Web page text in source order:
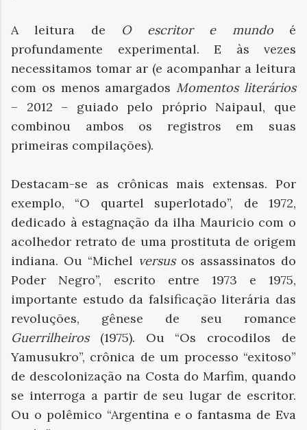
A leitura de O escritor e mundoé
profundamente experimental. E às vezes
necessitamos tomar ar (e acompanhar a leitura
com os menos amargados Momentos literários
– 2012 – guiado pelo próprio Naipaul, que
combinou ambos os registros em suas
primeiras compilações).
Destacam-se as crônicas mais extensas. Por
exemplo, “O quartel superlotado”, de 1972,
dedicado à estagnação da ilha Mauricio com o
acolhedor retrato de uma prostituta de origem
indiana. Ou “Michel versus os assassinatos do
Poder Negro”, escrito entre 1973 e 1975,
importante estudo da falsificação literária das
revoluções, gênese de seu romance
Guerrilheiros(1975). Ou “Os crocodilos de
Yamusukro”, crônica de um processo “exitoso”
de descolonização na Costa do Marfim, quando
se interroga a partir de seu lugar de escritor.
Ou o polêmico “Argentina e o fantasma de Eva